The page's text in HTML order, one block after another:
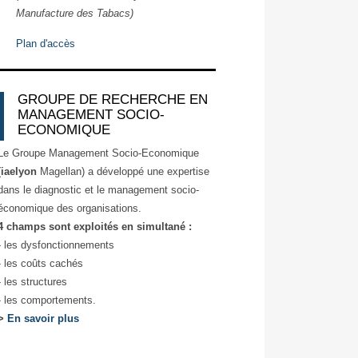
Manufacture des Tabacs)
Plan d'accès
GROUPE DE RECHERCHE EN
MANAGEMENT SOCIO-
ECONOMIQUE
Groupe Management Socio-Economique
iaelyon Magellan) a développé une expertise
le diagnostic et le management socio-
des organisations.
champs sont exploités en simultané :
les dysfonctionnements
les coûts cachés
les structures
les comportements.
En savoir plus